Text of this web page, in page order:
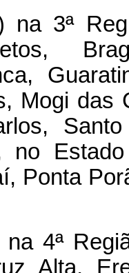
3ª
Mogi das
no
Ponta
4ª
Alta,